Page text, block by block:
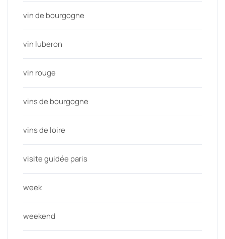
vin de bourgogne
vin luberon
vin rouge
vins de bourgogne
vins de loire
visite guidée paris
week
weekend